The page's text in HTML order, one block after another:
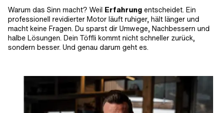
Warum das Sinn macht? Weil Erfahrung entscheidet. Ein
professionell revidierter Motor läuft ruhiger, hält länger und
macht keine Fragen. Du sparst dir Umwege, Nachbessern und
halbe Lösungen. Dein Töffli kommt nicht schneller zurück,
sondern besser. Und genau darum geht es.